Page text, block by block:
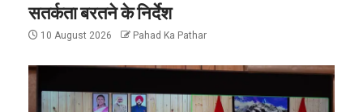
सतर्कता बरतने के निर्देश
10 August 2026 Pahad Ka Pathar